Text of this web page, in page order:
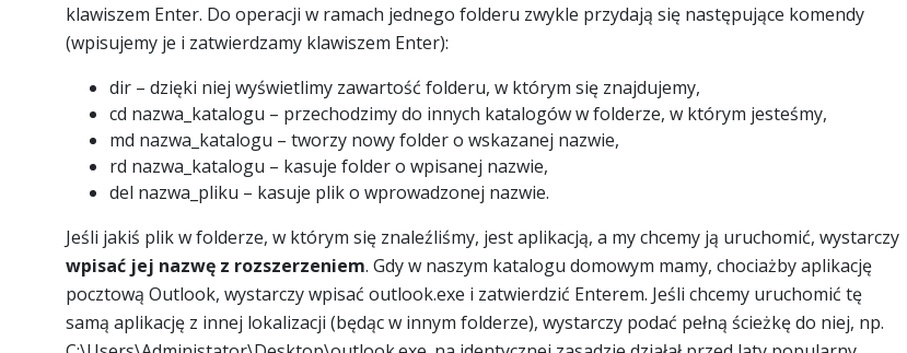
klawiszem Enter. Do operacji w ramach jednego folderu zwykle przydają się następujące komendy
(wpisujemy je i zatwierdzamy klawiszem Enter):
dir – dzięki niej wyświetlimy zawartość folderu, w którym się znajdujemy,
cd nazwa_katalogu – przechodzimy do innych katalogów w folderze, w którym jesteśmy,
md nazwa_katalogu – tworzy nowy folder o wskazanej nazwie,
rd nazwa_katalogu – kasuje folder o wpisanej nazwie,
del nazwa_pliku – kasuje plik o wprowadzonej nazwie.
Jeśli jakiś plik w folderze, w którym się znaleźliśmy, jest aplikacją, a my chcemy ją uruchomić, wystarczy
wpisać jej nazwę z rozszerzeniem. Gdy w naszym katalogu domowym mamy, chociażby aplikację
pocztową Outlook, wystarczy wpisać outlook.exe i zatwierdzić Enterem. Jeśli chcemy uruchomić tę
samą aplikację z innej lokalizacji (będąc w innym folderze), wystarczy podać pełną ścieżkę do niej, np.